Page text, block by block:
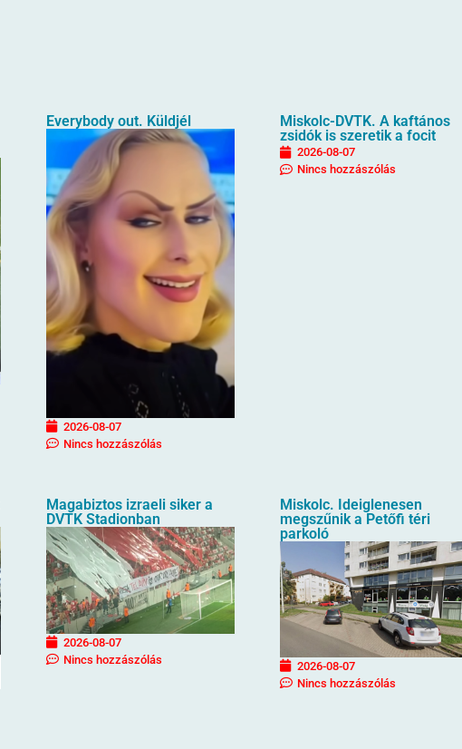
Everybody out. Küldjél
2026-08-07
Nincs hozzászólás
Miskolc-DVTK. A kaftános
zsidók is szeretik a focit
2026-08-07
Nincs hozzászólás
Magabiztos izraeli siker a
DVTK Stadionban
2026-08-07
Nincs hozzászólás
Miskolc. Ideiglenesen
megszűnik a Petőfi téri
parkoló
2026-08-07
Nincs hozzászólás